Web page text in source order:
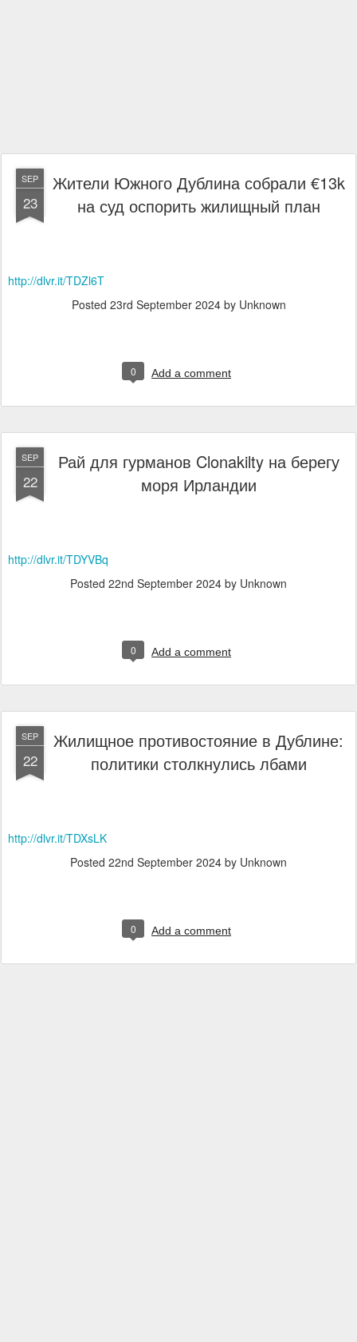
SEP
23
Жители Южного Дублина собрали €13k
на суд оспорить жилищный план
http://dlvr.it/TDZl6T
Posted 23rd September 2024by Unknown
0 Add a comment
SEP
22
Рай для гурманов Clonakilty на берегу
моря Ирландии
http://dlvr.it/TDYVBq
Posted 22nd September 2024 by Unknown
0 Add a comment
SEP
22
Жилищное противостояние в Дублине:
политики столкнулись лбами
http://dlvr.it/TDXsLK
Posted 22nd September 2024 by Unknown
0 Add a comment